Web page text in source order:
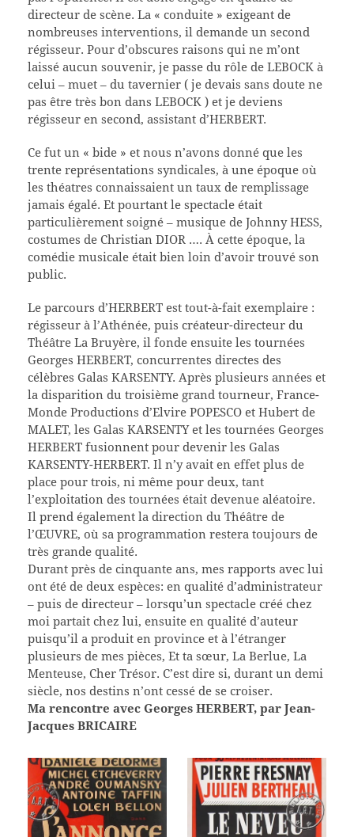
directeur de scène. La « conduite » exigeant de
nombreuses interventions, il demande un second
régisseur. Pour d’obscures raisons qui ne m’ont
laissé aucun souvenir, je passe du rôle de LEBOCK à
celui – muet – du tavernier ( je devais sans doute ne
pas être très bon dans LEBOCK ) et je deviens
régisseur en second, assistant d’HERBERT.
Ce fut un « bide » et nous n’avons donné que les
trente représentations syndicales, à une époque où
les théatres connaissaient un taux de remplissage
jamais égalé. Et pourtant le spectacle était
particulièrement soigné – musique de Johnny HESS,
costumes de Christian DIOR …. À cette époque, la
comédie musicale était bien loin d’avoir trouvé son
public.
Le parcours d’HERBERT est tout-à-fait exemplaire :
régisseur à l’Athénée, puis créateur-directeur du
Théâtre La Bruyère, il fonde ensuite les tournées
Georges HERBERT, concurrentes directes des
célèbres Galas KARSENTY. Après plusieurs années et
la disparition du troisième grand tourneur, France-
Monde Productions d’Elvire POPESCO et Hubert de
MALET, les Galas KARSENTY et les tournées Georges
HERBERT fusionnent pour devenir les Galas
KARSENTY-HERBERT. Il n’y avait en effet plus de
place pour trois, ni même pour deux, tant
l’exploitation des tournées était devenue aléatoire.
Il prend également la direction du Théâtre de
l’ŒUVRE, où sa programmation restera toujours de
très grande qualité.
Durant près de cinquante ans, mes rapports avec lui
ont été de deux espèces: en qualité d’administrateur
– puis de directeur – lorsqu’un spectacle créé chez
moi partait chez lui, ensuite en qualité d’auteur
puisqu’il a produit en province et à l’étranger
plusieurs de mes pièces, Et ta sœur, La Berlue, La
Menteuse, Cher Trésor. C’est dire si, durant un demi
siècle, nos destins n’ont cessé de se croiser.
Ma rencontre avec Georges HERBERT, par Jean-
Jacques BRICAIRE